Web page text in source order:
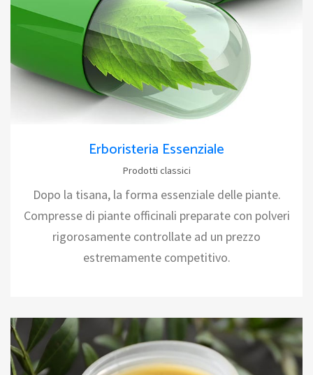
Erboristeria Essenziale
Prodotti classici
Dopo la tisana, la forma essenziale delle piante.
Compresse di piante officinali preparate con polveri
rigorosamente controllate ad un prezzo
estremamente competitivo.